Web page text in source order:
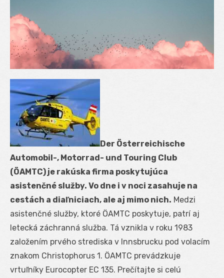
Der Österreichische
Automobil-, Motorrad- und Touring Club
(ÖAMTC) je rakúska firma poskytujúca
asistenčné služby. Vo dne i v noci zasahuje na
cestách a diaľniciach, ale aj mimo nich. Medzi
asistenčné služby, ktoré ÖAMTC poskytuje, patrí aj
letecká záchranná služba. Tá vznikla v roku 1983
založením prvého strediska v Innsbrucku pod volacím
znakom Christophorus 1. ÖAMTC prevádzkuje
vrtuľníky Eurocopter EC 135. Prečítajte si celú